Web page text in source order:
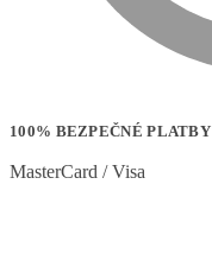
100% BEZPEČNÉ PLATBY
MasterCard / Visa